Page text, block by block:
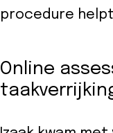
procedure helpt
Online